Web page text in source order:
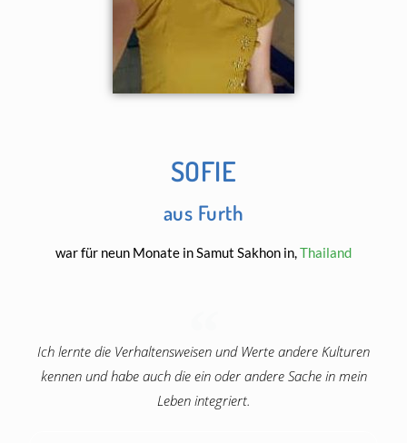
SOFIE
aus Furth
war für neun Monate in Samut Sakhon in, Thailand
Ich lernte die Verhaltensweisen und Werte andere Kulturen
kennen und habe auch die ein oder andere Sache in mein
Leben integriert.